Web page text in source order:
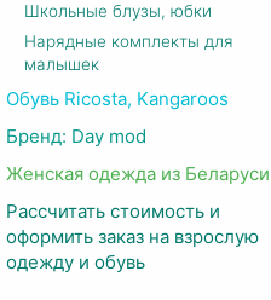
Школьные блузы, юбки
Нарядные комплекты для
малышек
Обувь Ricosta, Kangaroos
Бренд: Day mod
Женская одежда из Беларуси
Рассчитать стоимость и
оформить заказ на взрослую
одежду и обувь